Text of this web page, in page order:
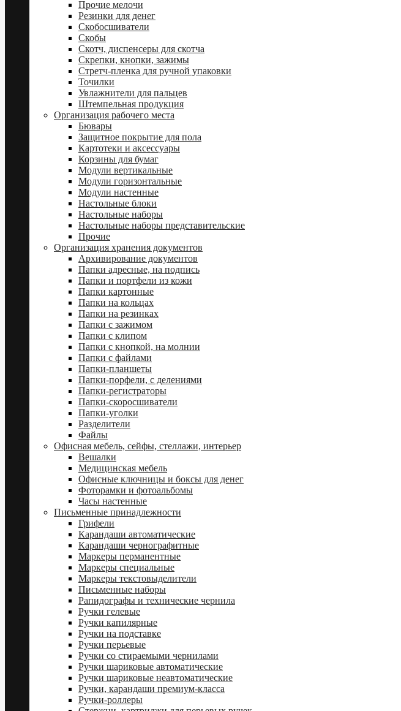
Прочие мелочи
Резинки для денег
Скобосшиватели
Скобы
Скотч, диспенсеры для скотча
Скрепки, кнопки, зажимы
Стретч-пленка для ручной упаковки
Точилки
Увлажнители для пальцев
Штемпельная продукция
Организация рабочего места
Бювары
Защитное покрытие для пола
Картотеки и аксессуары
Корзины для бумаг
Модули вертикальные
Модули горизонтальные
Модули настенные
Настольные блоки
Настольные наборы
Настольные наборы представительские
Прочие
Организация хранения документов
Архивирование документов
Папки адресные, на подпись
Папки и портфели из кожи
Папки картонные
Папки на кольцах
Папки на резинках
Папки с зажимом
Папки с клипом
Папки с кнопкой, на молнии
Папки с файлами
Папки-планшеты
Папки-порфели, с делениями
Папки-регистраторы
Папки-скоросшиватели
Папки-уголки
Разделители
Файлы
Офисная мебель, сейфы, стеллажи, интерьер
Вешалки
Медицинская мебель
Офисные ключницы и боксы для денег
Фоторамки и фотоальбомы
Часы настенные
Письменные принадлежности
Грифели
Карандаши автоматические
Карандаши чернографитные
Маркеры перманентные
Маркеры специальные
Маркеры текстовыделители
Письменные наборы
Рапидографы и технические чернила
Ручки гелевые
Ручки капилярные
Ручки на подставке
Ручки перьевые
Ручки со стираемыми чернилами
Ручки шариковые автоматические
Ручки шариковые неавтоматические
Ручки, карандаши премиум-класса
Ручки-роллеры